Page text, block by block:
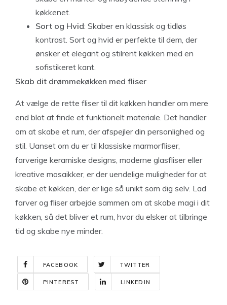
køkkenet.
Sort og Hvid: Skaber en klassisk og tidløs
kontrast. Sort og hvid er perfekte til dem, der
ønsker et elegant og stilrent køkken med en
sofistikeret kant.
Skab dit drømmekøkken med fliser
At vælge de rette fliser til dit køkken handler om mere
end blot at finde et funktionelt materiale. Det handler
om at skabe et rum, der afspejler din personlighed og
stil. Uanset om du er til klassiske marmorfliser,
farverige keramiske designs, moderne glasfliser eller
kreative mosaikker, er der uendelige muligheder for at
skabe et køkken, der er lige så unikt som dig selv. Lad
farver og fliser arbejde sammen om at skabe magi i dit
køkken, så det bliver et rum, hvor du elsker at tilbringe
tid og skabe nye minder.
FACEBOOK TWITTER
PINTEREST LINKEDIN